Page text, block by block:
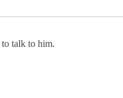
to talk to him.